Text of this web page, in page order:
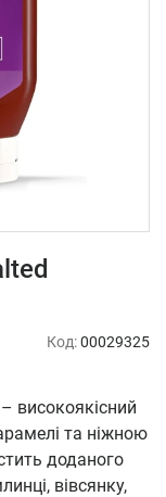
Код:00029325
високоякісний
та ніжною
доданого
вівсянку,